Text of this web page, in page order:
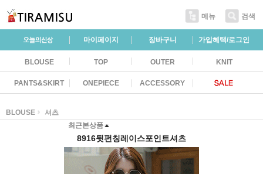
메뉴 검색
마이페이지 장바구니 가입혜택/로그인
BLOUSE TOP OUTER KNIT
PANTS&SKIRT ONEPIECE ACCESSORY
BLOUSE
셔츠
최근본상품
8916뒷펀칭레이스포인트셔츠